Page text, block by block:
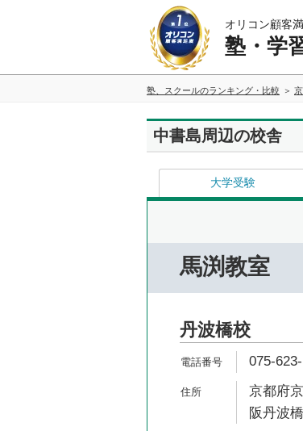
オリコン顧客
塾・学
塾、スクールのランキング・比較
中書島周辺の校舎
大学受験
馬渕教室
丹波橋校
075-
京都府
阪丹波